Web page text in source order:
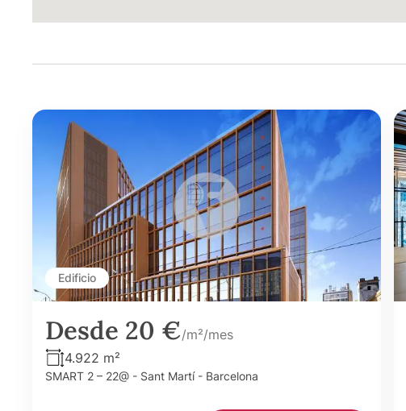
Edificio
Desde 20 €/m²/mes
4.922 m²
SMART 2 – 22@ - Sant Martí - Barcelona